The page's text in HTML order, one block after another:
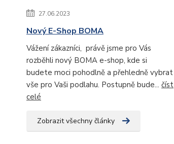
27.06.2023
Nový E-Shop BOMA
Vážení zákazníci, právě jsme pro Vás
rozběhli nový BOMA e-shop, kde si
budete moci pohodlně a přehledně vybrat
vše pro Vaši podlahu. Postupně bude... číst
celé
Zobrazit všechny články